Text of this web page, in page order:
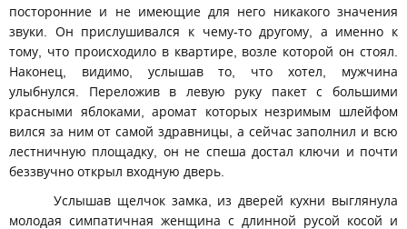
посторонние и не имеющие для него никакого значения
звуки. Он прислушивался к чему-то другому, а именно к
тому, что происходило в квартире, возле которой он стоял.
Наконец, видимо, услышав то, что хотел, мужчина
улыбнулся. Переложив в левую руку пакет с большими
красными яблоками, аромат которых незримым шлейфом
вился за ним от самой здравницы, а сейчас заполнил и всю
лестничную площадку, он не спеша достал ключи и почти
беззвучно открыл входную дверь.
Услышав щелчок замка, из дверей кухни выглянула
молодая симпатичная женщина с длинной русой косой и